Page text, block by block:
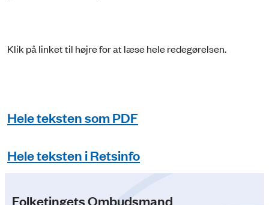
Klik på linket til højre for at læse hele redegørelsen.
Hele teksten som PDF
Hele teksten i Retsinfo
Folketingets Ombudsmand